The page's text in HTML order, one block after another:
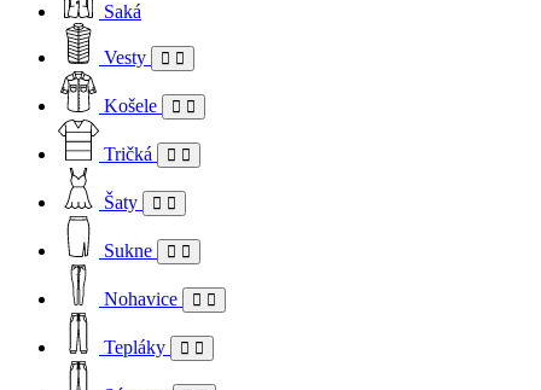
Saká
Vesty
Košele
Tričká
Šaty
Sukne
Nohavice
Tepláky